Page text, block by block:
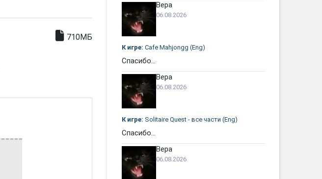
710МБ
Вера
06.08.2026
К игре: Cafe Mahjongg (Eng)
Спасибо...
Вера
06.08.2026
К игре: Solitaire Quest - все части (Eng)
Спасибо...
Вера
06.08.2026